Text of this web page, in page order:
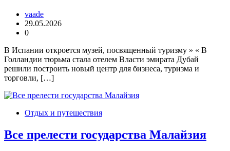
vaade
29.05.2026
0
В Испании откроется музей, посвященный туризму » « В
Голландии тюрьма стала отелем Власти эмирата Дубай
решили построить новый центр для бизнеса, туризма и
торговли, […]
Отдых и путешествия
Все прелести государства Малайзия